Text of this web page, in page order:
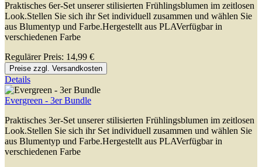
Praktisches 6er-Set unserer stilisierten Frühlingsblumen im zeitlosen
Look.Stellen Sie sich ihr Set individuell zusammen und wählen Sie
aus Blumentyp und Farbe.Hergestellt aus PLAVerfügbar in
verschiedenen Farbe
Regulärer Preis: 14,99 €
Preise zzgl. Versandkosten
Details
Evergreen - 3er Bundle
Praktisches 3er-Set unserer stilisierten Frühlingsblumen im zeitlosen
Look.Stellen Sie sich ihr Set individuell zusammen und wählen Sie
aus Blumentyp und Farbe.Hergestellt aus PLAVerfügbar in
verschiedenen Farbe